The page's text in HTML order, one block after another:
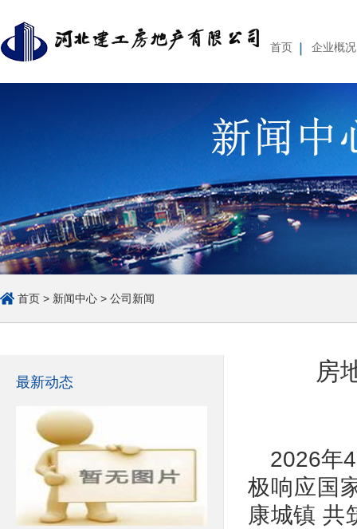
首页
企业概况
企业基本情况
首页 > 新闻中心 > 公司新闻
最新动态 房
2026年
极响应国
康城镇 共